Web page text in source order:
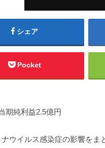
シェア
Pocket
期純利益2.5億円
ウイルス感染症の影響をま